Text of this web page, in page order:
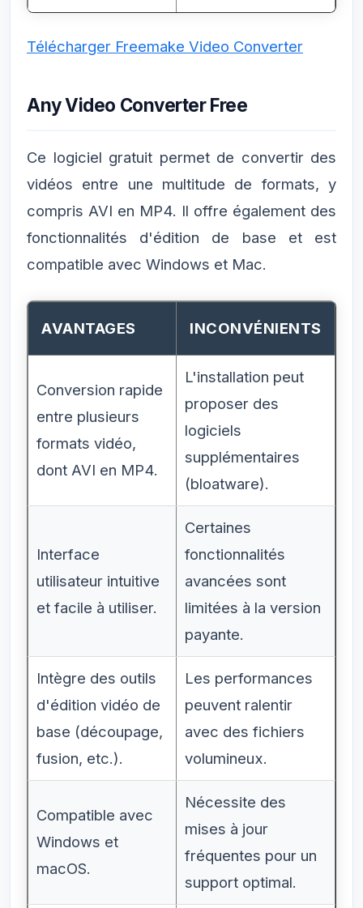
Télécharger Freemake Video Converter
Any Video Converter Free
Ce logiciel gratuit permet de convertir des
vidéos entre une multitude de formats, y
compris AVI en MP4. Il offre également des
fonctionnalités d'édition de base et est
compatible avec Windows et Mac.
AVANTAGES INCONVÉNIENTS
Conversion rapide
entre plusieurs
formats vidéo,
dont AVI en MP4.
L'installation peut
proposer des
logiciels
supplémentaires
(bloatware).
Interface
utilisateur intuitive
et facile à utiliser.
Certaines
fonctionnalités
avancées sont
limitées à la version
payante.
Intègre des outils
d'édition vidéo de
base (découpage,
fusion, etc.).
Les performances
peuvent ralentir
avec des fichiers
volumineux.
Compatible avec
Windows et
macOS.
Nécessite des
mises à jour
fréquentes pour un
support optimal.